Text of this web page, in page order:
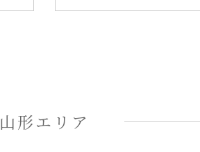
山形エリア